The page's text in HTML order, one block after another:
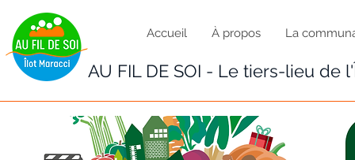
Accueil À propos La
AU FIL DE SOI - Le tiers-lieu de